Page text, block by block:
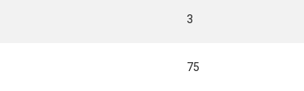
3
75